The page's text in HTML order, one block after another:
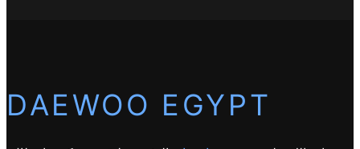
DAEWOO EGYPT